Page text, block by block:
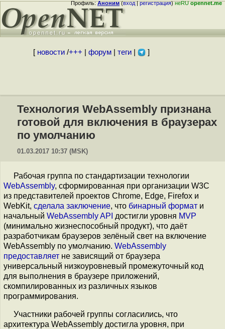
Профиль:Аноним(вход|регистрация)неRUopennet.me
[ новости/+++ форум| теги| ]
Технология WebAssembly признана
готовой для включения в браузерах
по умолчанию
01.03.2017 10:37 (MSK)
Рабочая группа по стандартизации технологии
WebAssembly, сформированная при организации W3C
из представителей проектов Chrome, Edge, Firefox и
WebKit, сделала заключение, что бинарный формат и
начальный WebAssembly API достигли уровня MVP
(минимально жизнеспособный продукт), что даёт
разработчикам браузеров зелёный свет на включение
WebAssembly по умолчанию. WebAssembly
предоставляет не зависящий от браузера
универсальный низкоуровневый промежуточный код
для выполнения в браузере приложений,
скомпилированных из различных языков
программирования.
Участники рабочей группы согласились, что
архитектура WebAssembly достигла уровня, при